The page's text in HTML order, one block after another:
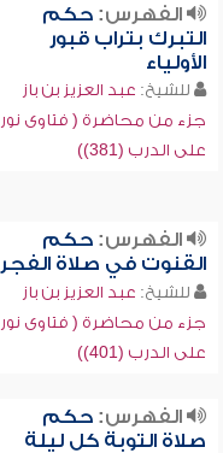
الفهرس:حكم
التبرك بتراب قبور
الأولياء
للشيخ: عبد العزيز بن باز
جزء من محاضرة ( فتاوى نور
على الدرب (381))
الفهرس:حكم
القنوت في صلاة الفجر
للشيخ: عبد العزيز بن باز
جزء من محاضرة ( فتاوى نور
على الدرب (401))
الفهرس:حكم
صلاة التوبة كل ليلة